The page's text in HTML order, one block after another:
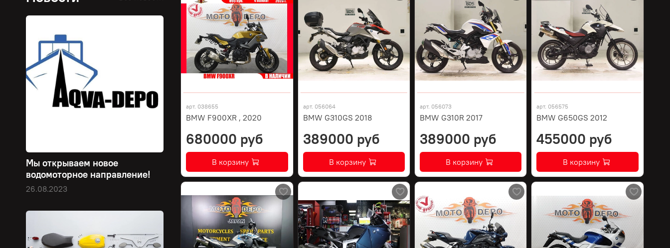
арт. 038655
BMW F900XR , 2020
680000 руб
В корзину
арт. 056064
BMW G310GS 2018
389000 руб
В корзину
арт. 056073
BMW G310R 2017
389000 руб
В корзину
арт. 056575
BMW G650GS 2012
455000 руб
В корзину
Мы открываем новое
водомоторное направление!
26.08.2023